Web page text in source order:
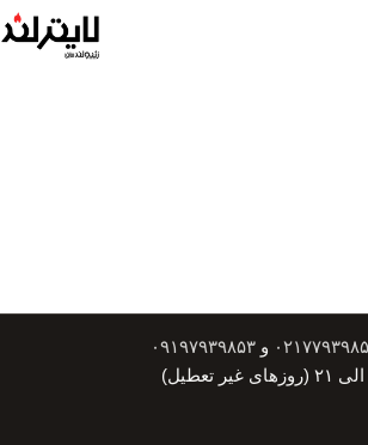
و ۰۹۱۹۷۹۳۹۸۵۳